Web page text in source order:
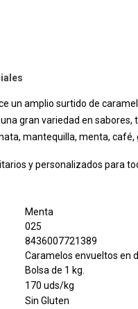
un amplio surtido de
gran variedad en
mantequilla, menta,
y personalizados para
Menta
025
8436007721389
Caramelos envueltos en
Bolsa de 1 kg.
170 uds/kg
Sin Gluten